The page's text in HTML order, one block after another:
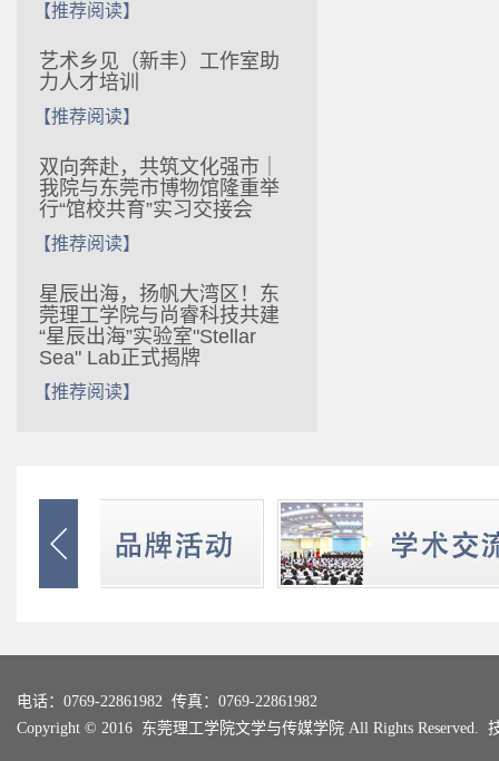
【推荐阅读】
艺术乡见（新丰）工作室助
力人才培训
【推荐阅读】
双向奔赴，共筑文化强市｜
我院与东莞市博物馆隆重举
行“馆校共育”实习交接会
【推荐阅读】
‌星辰出海，扬帆大湾区！‌东
莞理工学院与尚睿科技共建
“星辰出海”实验室"Stellar
Sea" Lab正式揭牌
【推荐阅读】

电话：0769-22861982 传真：0769-22861982
Copyright © 2016 东莞理工学院文学与传媒学院 All Rights Reserved.